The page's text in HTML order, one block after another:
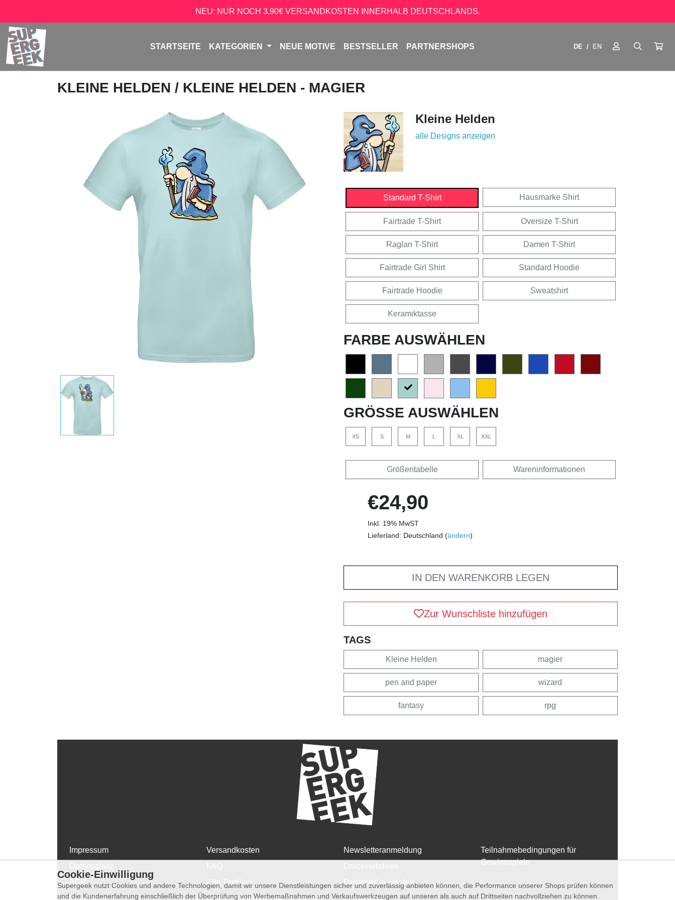
NEU: NUR NOCH 3,90€ VERSANDKOSTEN INNERHALB DEUTSCHLANDS.
STARTSEITE KATEGORIEN NEUE MOTIVE BESTSELLER PARTNERSHOPS DE / EN
KLEINE HELDEN / KLEINE HELDEN - MAGIER
Kleine Helden
alle Designs anzeigen
Standard T-Shirt Hausmarke Shirt
Fairtrade T-Shirt Oversize T-Shirt
Raglan T-Shirt Damen T-Shirt
Fairtrade Girl Shirt Standard Hoodie
Fairtrade Hoodie Sweatshirt
Keramiktasse
FARBE AUSWÄHLEN
GRÖSSE AUSWÄHLEN
XS S M L XL XXL
Größentabelle Wareninformationen
€24,90
Inkl. 19% MwST
Lieferland: Deutschland (ändern)
IN DEN WARENKORB LEGEN
Zur Wunschliste hinzufügen
TAGS
Kleine Helden magier
pen and paper wizard
fantasy rpg
Impressum
WhatsApp
Versandkosten
Alle Textilien
Widerruf, Retoure und Umtausch
Newsletteranmeldung
Designer*in werden
Zertifikate
Teilnahmebedingungen für
Gewinnspiele
Cookie-Einwilligung
Supergeek nutzt Cookies und andere Technologien, damit wir unsere Dienstleistungen sicher und zuverlässig anbieten können, die Performance unserer Shops prüfen können
und die Kundenerfahrung einschließlich der Überprüfung von Werbemaßnahmen und Verkaufswerkzeugen auf unseren als auch auf Drittseiten nachvollziehen zu können.